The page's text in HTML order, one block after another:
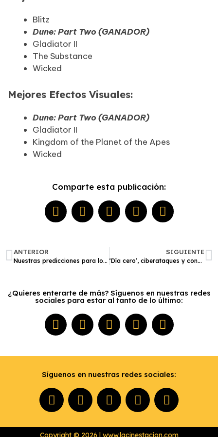
Blitz
Dune: Part Two (GANADOR)
Gladiator II
The Substance
Wicked
Mejores Efectos Visuales:
Dune: Part Two (GANADOR)
Gladiator II
Kingdom of the Planet of the Apes
Wicked
Comparte esta publicación:
ANTERIOR
Nuestras predicciones para los Critics Choice Awards 2025 en cine y televisión
SIGUIENTE
‘Día cero’, ciberataques y conspiraciones: la primera serie de Robert de Niro | Crítica
¿Quieres enterarte de más? Síguenos en nuestras redes
sociales para estar al tanto de lo último:
Síguenos en nuestras redes sociales:
Copyright © 2026 | www.lacinestacion.com